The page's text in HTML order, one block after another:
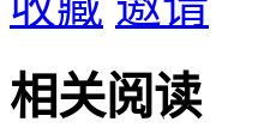
相关阅读